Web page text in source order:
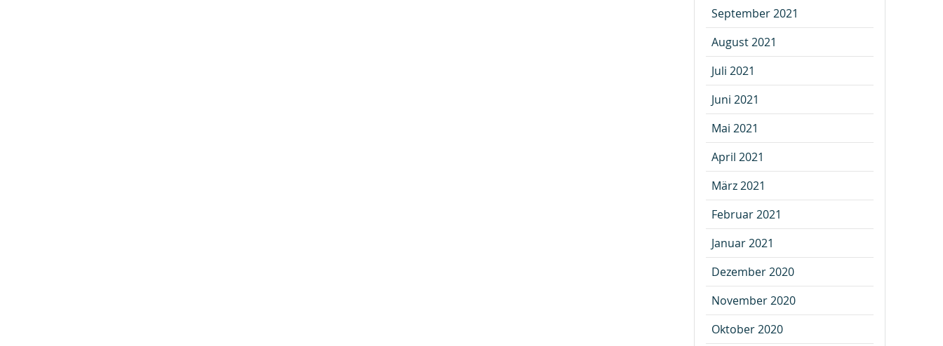
September 2021
August 2021
Juli 2021
Juni 2021
Mai 2021
April 2021
März 2021
Februar 2021
Januar 2021
Dezember 2020
November 2020
Oktober 2020